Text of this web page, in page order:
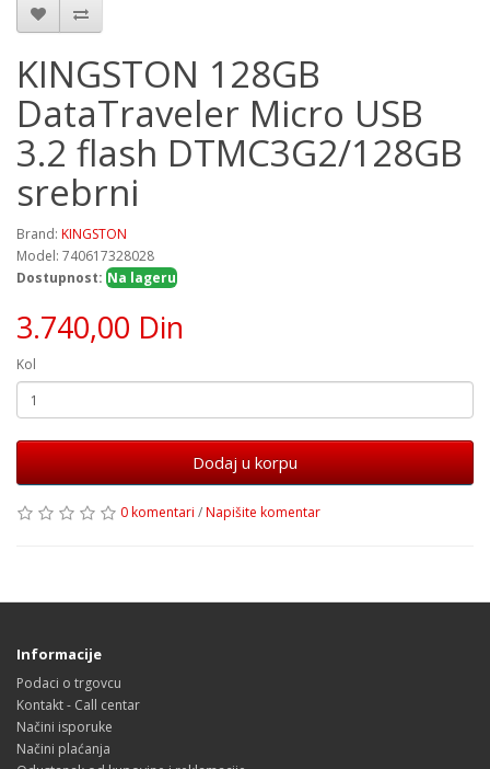
KINGSTON 128GB
DataTraveler Micro USB
3.2 flash DTMC3G2/128GB
srebrni
Brand: KINGSTON
Model: 740617328028
Dostupnost: Na lageru
3.740,00 Din
Kol
Dodaj u korpu
0 komentari /Napišite komentar
Informacije
Podaci o trgovcu
Kontakt - Call centar
Načini isporuke
Načini plaćanja